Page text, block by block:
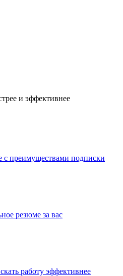
и эффективнее
с преимуществами подписки
резюме за вас
работу эффективнее